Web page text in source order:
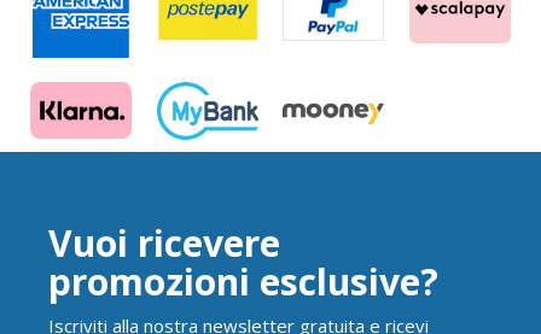
Vuoi ricevere
promozioni esclusive?
Iscriviti alla nostra newsletter gratuita e ricevi